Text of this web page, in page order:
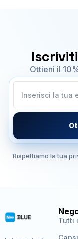
Ottieni il
Rispettiamo la tua
Tutti